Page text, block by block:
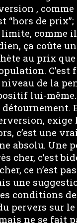
,
“hors de
limite, comme
ça coûte
au prix
C’est
niveau de la
lui-même.
exige
c’est une
absolu. Une
cher, c’est
ce n’est
une
conditions de
pervers sur
ne se fait